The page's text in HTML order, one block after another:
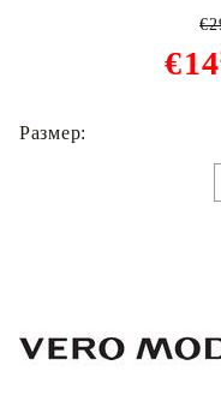
€14
Размер: